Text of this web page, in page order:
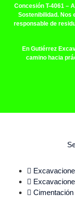
Concesión T-4061 –
Sostenibilidad. Nos
responsable de
En Gutiérrez
camino hacia
Cimentación